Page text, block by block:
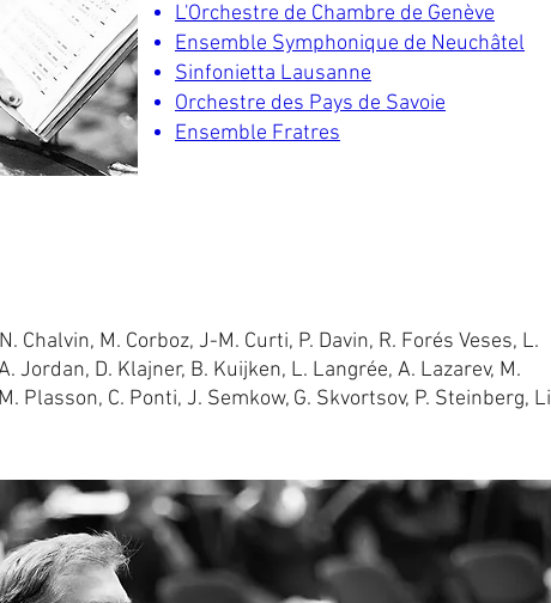
L'Orchestre de Chambre de Genève
Ensemble Symphonique de Neuchâtel
Sinfonietta Lausanne
Orchestre des Pays de Savoie
Ensemble Fratres
Chalvin, M. Corboz, J-M. Curti, P. Davin, R. Forés Veses, L.
Jordan, D. Klajner, B. Kuijken, L. Langrée, A. Lazarev, M.
Plasson, C. Ponti, J. Semkow, G. Skvortsov, P. Steinberg, Li